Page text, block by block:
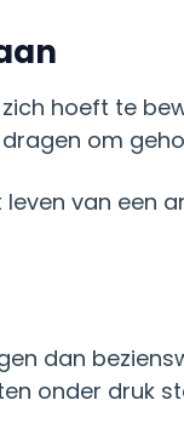
hoeft te
om
van een
dan
onder druk